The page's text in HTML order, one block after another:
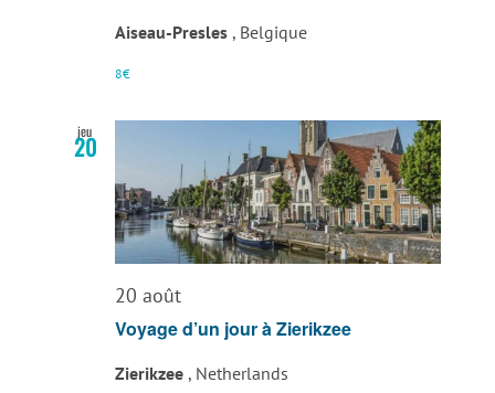
Aiseau-Presles , Belgique
8€
jeu
20
20 août
Voyage d’un jour à Zierikzee
Zierikzee , Netherlands